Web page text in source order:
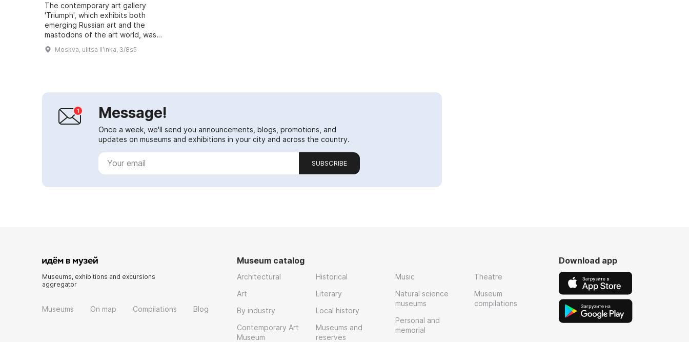
The contemporary art gallery
'Triumph', which exhibits both
emerging Russian art and the
mastodons of the art world, was
founded by collector Emelyan
Zakharov and art dealer Dmitry
Moskva, ulitsa Ilʹinka, 3/8s5
Message!
Once a week, we'll send you announcements, blogs, promotions, and
updates on museums and exhibitions in your city and across the country.
SUBSCRIBE
Museums, exhibitions and excursions
aggregator
Museums On map Compilations Blog
Museum catalog
Architectural
Art
By industry
Contemporary Art
Museum
Historical
Literary
Local history
Museums and
reserves
Music
Natural science
museums
Personal and
memorial
Theatre
Museum
compilations
Download app